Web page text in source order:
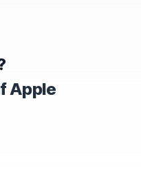
Apple